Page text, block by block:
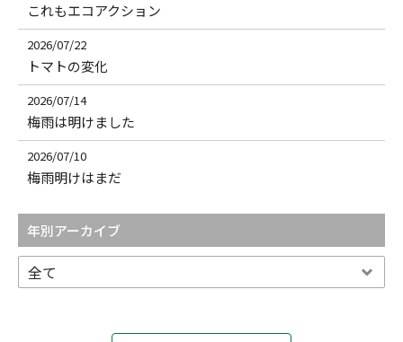
これもエコアクション
2026/07/22
トマトの変化
2026/07/14
梅雨は明けました
2026/07/10
梅雨明けはまだ
年別アーカイブ